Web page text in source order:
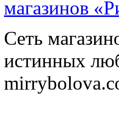
Сеть
истинных